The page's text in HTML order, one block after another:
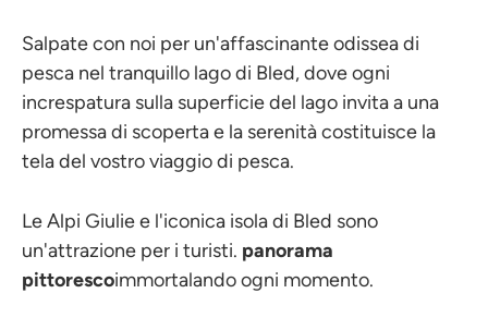
Salpate con noi per un'affascinante odissea di
pesca nel tranquillo lago di Bled, dove ogni
increspatura sulla superficie del lago invita a una
promessa di scoperta e la serenità costituisce la
tela del vostro viaggio di pesca.
Le Alpi Giulie e l'iconica isola di Bled sono
un'attrazione per i turisti. panorama
pittorescoimmortalando ogni momento.